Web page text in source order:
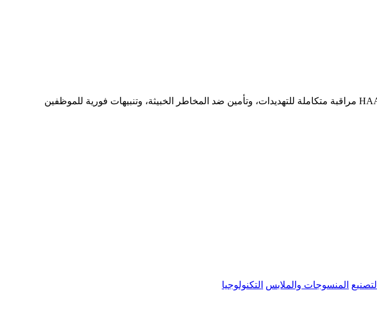
يحمل الباحثون والتنفيذيون في مجال الأدوية معرفة حصرية وهم أهداف محتملة للتجسس الصناعي. توفر HAAVYN مراقبة متكاملة للتهديدات، وتأمين ضد المخاطر الخبيثة، وتنبيهات فورية للموظفين
التصنيع المنسوجات والملابس التكنولوجيا